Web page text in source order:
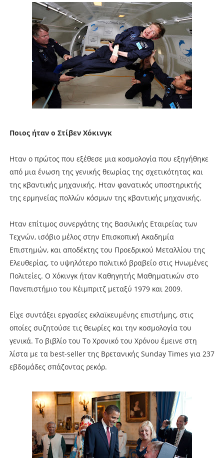
Ποιος ήταν ο Στίβεν Χόκινγκ
Ηταν ο πρώτος που εξέθεσε μια κοσμολογία που εξηγήθηκε
από μια ένωση της γενικής θεωρίας της σχετικότητας και
της κβαντικής μηχανικής. Ηταν φανατικός υποστηρικτής
της ερμηνείας πολλών κόσμων της κβαντικής μηχανικής.
Ηταν επίτιμος συνεργάτης της Βασιλικής Εταιρείας των
Τεχνών, ισόβιο μέλος στην Επισκοπική Ακαδημία
Επιστημών, και αποδέκτης του Προεδρικού Μεταλλίου της
Ελευθερίας, το υψηλότερο πολιτικό βραβείο στις Ηνωμένες
Πολιτείες. Ο Χόκινγκ ήταν Καθηγητής Μαθηματικών στο
Πανεπιστήμιο του Κέιμπριτζ μεταξύ 1979 και 2009.
Είχε συντάξει εργασίες εκλαϊκευμένης επιστήμης, στις
οποίες συζητούσε τις θεωρίες και την κοσμολογία του
γενικά. Το βιβλίο του Το Χρονικό του Χρόνου έμεινε στη
λίστα με τα best-seller της Βρετανικής Sunday Times για 237
εβδομάδες σπάζοντας ρεκόρ.